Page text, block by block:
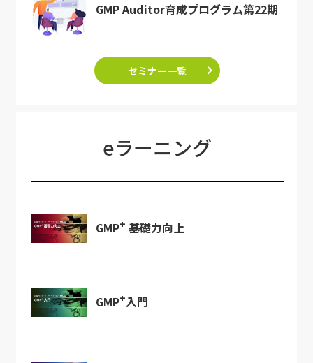
GMP Auditor育成プログラム第22期
セミナー一覧
eラーニング
GMP+ 基礎力向上
GMP+入門